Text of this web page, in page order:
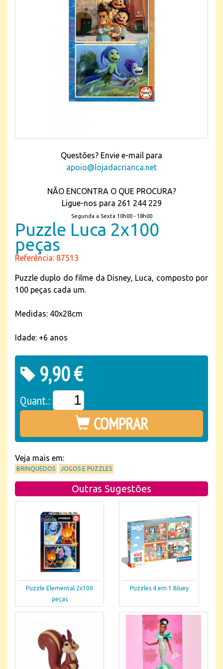
Questões? Envie e-mail para
apoio@lojadacrianca.net
NÃO ENCONTRA O QUE PROCURA?
Ligue-nos para 261 244 229
Segunda a Sexta 10h00 - 18h00
Puzzle Luca 2x100
peças
Referência: 87513
Puzzle duplo do filme da Disney, Luca, composto por
100 peças cada um.
Medidas: 40x28cm
Idade: +6 anos
9,90 €
Quant.:
COMPRAR
Veja mais em:
BRINQUEDOS JOGOS E PUZZLES
Outras Sugestões
Puzzle Elemental 2x100
peças
Puzzles 4 em 1 Bluey